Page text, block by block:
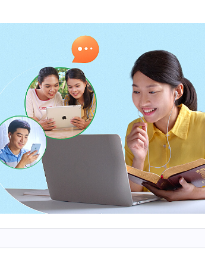
第一時間不是承認接受這個事實，不是
、迷惑知情人，不讓神選民看透事情的真
帶來多大的打岔攪擾。當然，他最害怕讓
肯定會被撤换淘汰。所以，當敵基督作惡
自己為什麽要這樣做、是受什麽性情支配
有存心摻雜，他不解剖這些事，更不反
選民面前竭力地為自己表白辯解來蒙蔽大
、作威作福，依然能够迷惑人、控制人
・第十一條》
神的話使我感到心驚膽戰，
，像是神在面對面地審判、揭示我。回想
此反省認識自己，尋求怎麽扭轉偏差，